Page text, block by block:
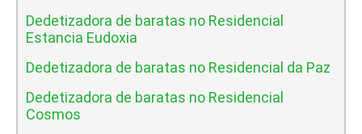
Dedetizadora de baratas no Residencial
Estancia Eudoxia
Dedetizadora de baratas no Residencial da Paz
Dedetizadora de baratas no Residencial
Cosmos